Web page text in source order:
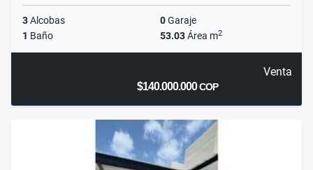
3Alcobas 0Garaje
1 Baño 53.03Área m2
Venta
$140.000.000COP